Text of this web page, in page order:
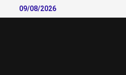
to
09/08/2026